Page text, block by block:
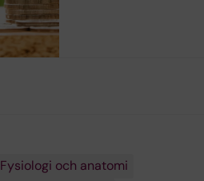
Fysiologi och anatomi